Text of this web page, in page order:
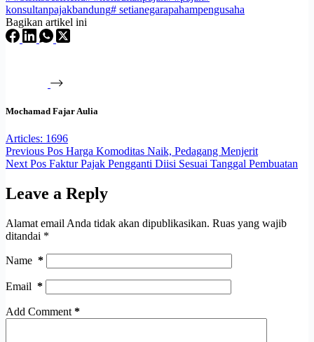
konsultanpajakbandung# setianegarapahampengusaha
Bagikan artikel ini
Mochamad Fajar Aulia
Articles: 1696
Previous Pos Harga Komoditas Naik, Pedagang Menjerit
NextPos Faktur Pajak Pengganti Diisi Sesuai Tanggal Pembuatan
Leave a Reply
Alamat email Anda tidak akan dipublikasikan. Ruas yang wajib
ditandai *
Name *
Email *
Add Comment *